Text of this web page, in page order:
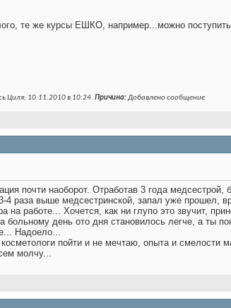
те же курсы ЕШКО, например...можно
Циля; 10.11.2010 в 10:24. Причина:Добавлено сообщение
почти наоборот. Отработав 3 года
4 раза выше медсестринской, запал уже прошел,
на работе... Хочется, как ни глупо это звучит,
больному день ото дня становилось легче, а
Надоело...
пойти и не мечтаю, опыта и смелости
молчу...